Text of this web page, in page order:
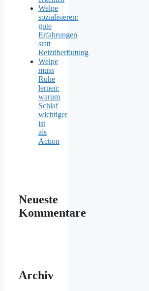
Welpe
sozialisieren:
gute
Erfahrungen
statt
Reizüberflutung
Welpe
muss
Ruhe
lernen:
warum
Schlaf
wichtiger
ist
als
Action
Neueste
Kommentare
Archiv